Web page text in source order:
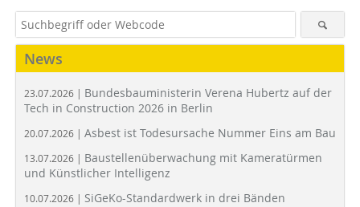
News
23.07.2026 | Bundesbauministerin Verena Hubertz auf der
Tech in Construction 2026 in Berlin
20.07.2026 | Asbest ist Todesursache Nummer Eins am Bau
13.07.2026 | Baustellenüberwachung mit Kameratürmen
und Künstlicher Intelligenz
10.07.2026 | SiGeKo-Standardwerk in drei Bänden